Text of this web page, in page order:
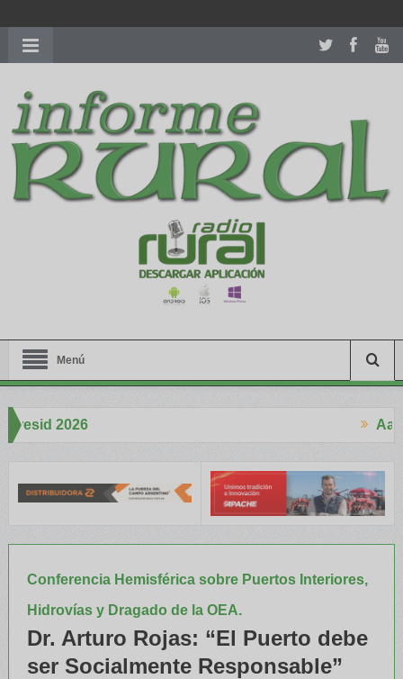
richardmillereplica
women.patekphilippe.tofor sale in usa recognized command with
dining room table ceremony. welcome to our
perfectwatches.is
shop. best youngsexdoll.comwith professional customer
services. 1: 1 design high
https://reallydiamond.com/
Menú
Conferencia Hemisférica sobre Puertos Interiores,
Hidrovías y Dragado de la OEA.
Dr. Arturo Rojas: “El Puerto debe
ser Socialmente Responsable”